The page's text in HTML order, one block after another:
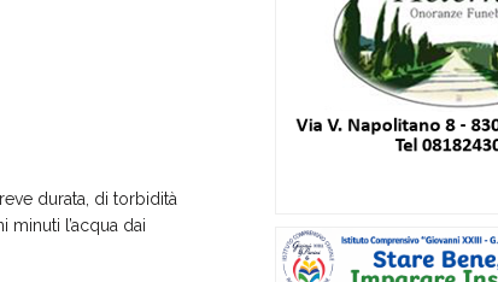
durata, di torbidità
minuti l’acqua dai